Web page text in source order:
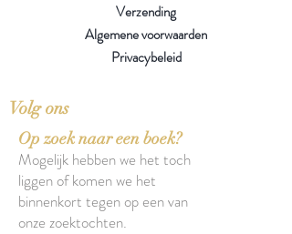
Verzending
Algemene voorwaarden
Privacybeleid
Volg ons
Op zoek naar een boek?
Mogelijk hebben we het toch
liggen of komen we het
binnenkort tegen op een van
onze zoektochten.